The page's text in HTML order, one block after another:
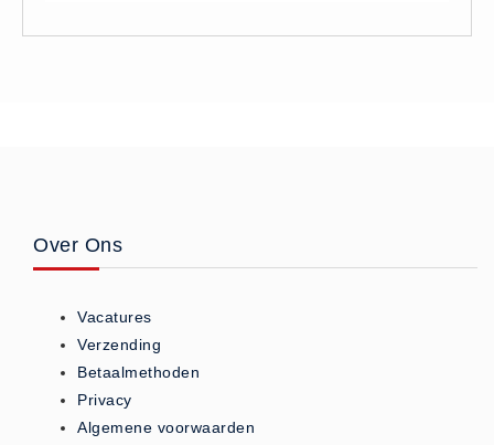
Poederblussers (5)
Brandmelders
CO melders (2)
Rookmelders (8)
Brandmelders - Algemeen (1)
Over Ons
Vacatures
Verzending
Betaalmethoden
Privacy
Algemene voorwaarden